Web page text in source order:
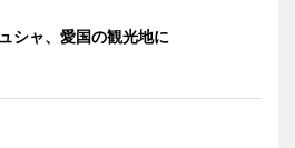
シャ、愛国の観光地に